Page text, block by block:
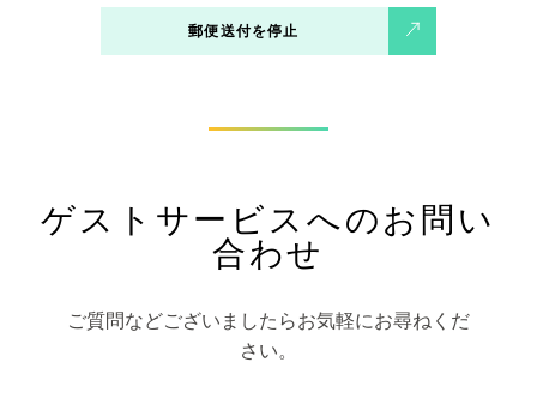
郵便送付を停止
ゲストサービスへのお問い
合わせ
ご質問などございましたらお気軽にお尋ねくだ
さい。